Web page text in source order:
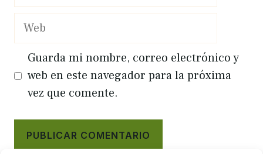
Web
Guarda mi nombre, correo electrónico y
web en este navegador para la próxima
vez que comente.